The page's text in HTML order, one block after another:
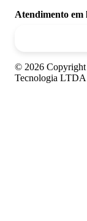
Atendimento em
© 2026 Copyright
Tecnologia LTDA